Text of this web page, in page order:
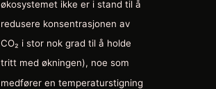
økosystemet ikke er i stand til å
redusere konsentrasjonen av
CO₂ i stor nok grad til å holde
tritt med økningen), noe som
medfører en temperaturstigning